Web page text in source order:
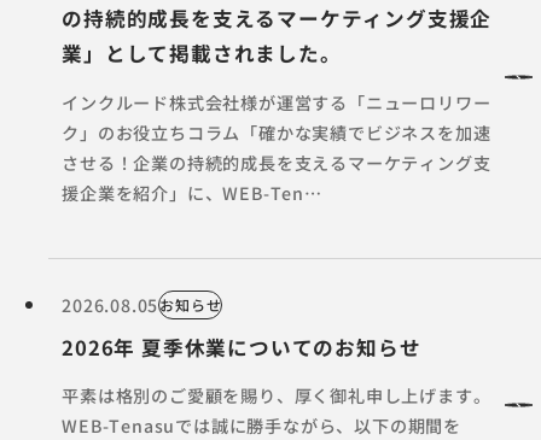
の持続的成長を支えるマーケティング支援企
業」として掲載されました。
インクルード株式会社様が運営する「ニューロリワー
ク」のお役立ちコラム「確かな実績でビジネスを加速
させる！企業の持続的成長を支えるマーケティング支
援企業を紹介」に、WEB-Ten…
2026.08.05お知らせ
2026年 夏季休業についてのお知らせ
平素は格別のご愛顧を賜り、厚く御礼申し上げます。
WEB-Tenasuでは誠に勝手ながら、以下の期間を